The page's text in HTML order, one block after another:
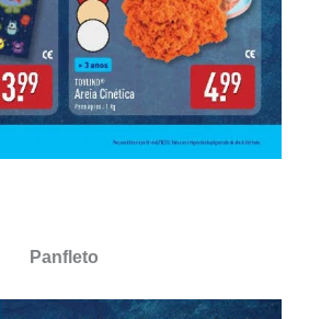
Panfleto